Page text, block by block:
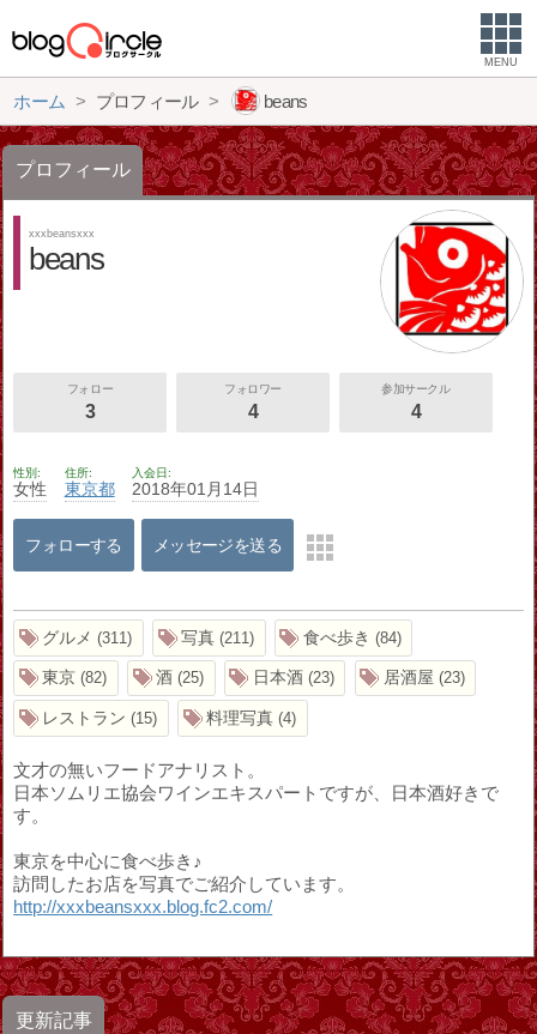
MENU
ホーム プロフィール beans
プロフィール
xxxbeansxxx
beans
フォロー
3
フォロワー
4
参加サークル
4
性別
女性
住所
東京都
入会日
2018年01月14日
フォローする メッセージを送る
グルメ 311 写真 211 食べ歩き 84
東京 82 酒 25 日本酒 23 居酒屋 23
レストラン 15 料理写真 4
文才の無いフードアナリスト。
日本ソムリエ協会ワインエキスパートですが、日本酒好きで
す。
東京を中心に食べ歩き♪
訪問したお店を写真でご紹介しています。
http://xxxbeansxxx.blog.fc2.com/
更新記事